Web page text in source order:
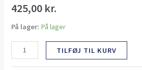
425,00 kr.
På lager: På lager
TILFØJ TIL KURV